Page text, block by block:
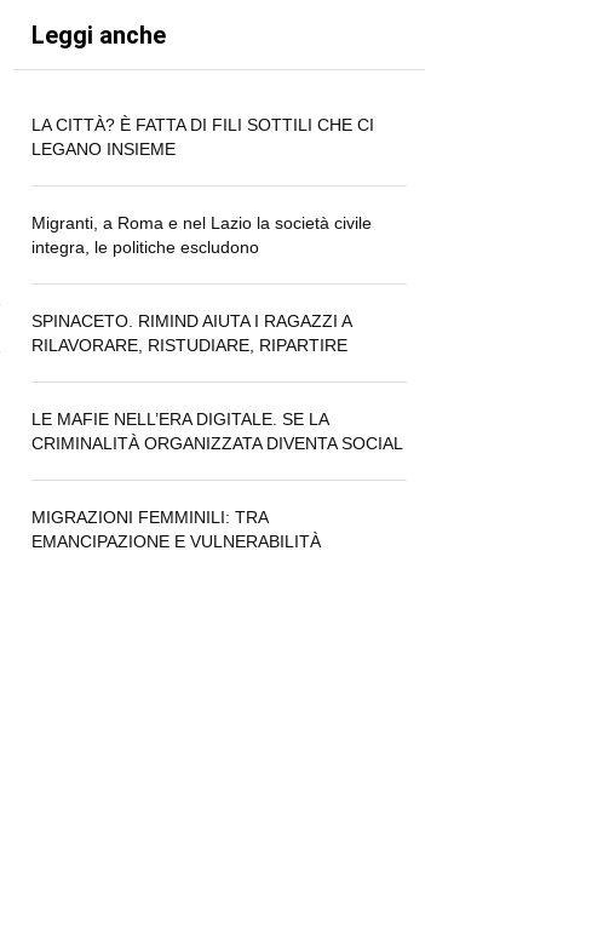
Leggi anche
LA CITTÀ? È FATTA DI FILI SOTTILI CHE CI
LEGANO INSIEME
Migranti, a Roma e nel Lazio la società civile
integra, le politiche escludono
SPINACETO. RIMIND AIUTA I RAGAZZI A
RILAVORARE, RISTUDIARE, RIPARTIRE
LE MAFIE NELL’ERA DIGITALE. SE LA
CRIMINALITÀ ORGANIZZATA DIVENTA SOCIAL
MIGRAZIONI FEMMINILI: TRA
EMANCIPAZIONE E VULNERABILITÀ